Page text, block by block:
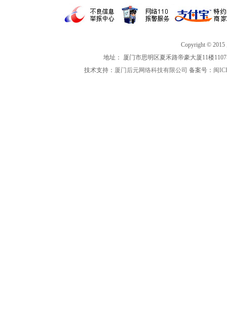
Copyright ©
地址： 厦门市思明区夏禾路帝豪大厦11楼
技术支持： 厦门后元网络科技有限公司 备案号： 闽